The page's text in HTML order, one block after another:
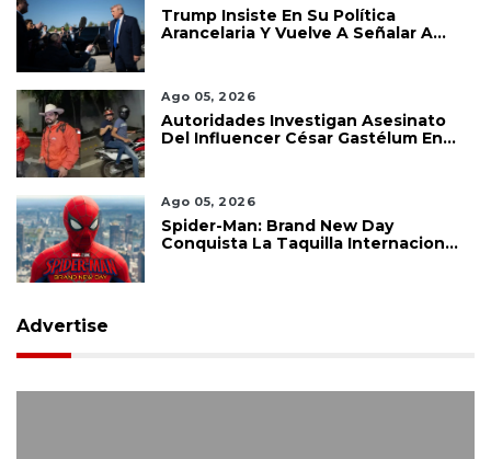
Trump Insiste En Su Política
Arancelaria Y Vuelve A Señalar A
Ago 05, 2026
Autoridades Investigan Asesinato
Del Influencer César Gastélum En
Ago 05, 2026
Spider-Man: Brand New Day
Conquista La Taquilla Internacional
Advertise